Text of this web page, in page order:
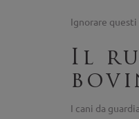
Ignorare
Il
I cani da